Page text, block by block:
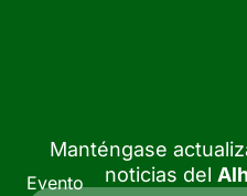
Evento
Manténgase
noticias del